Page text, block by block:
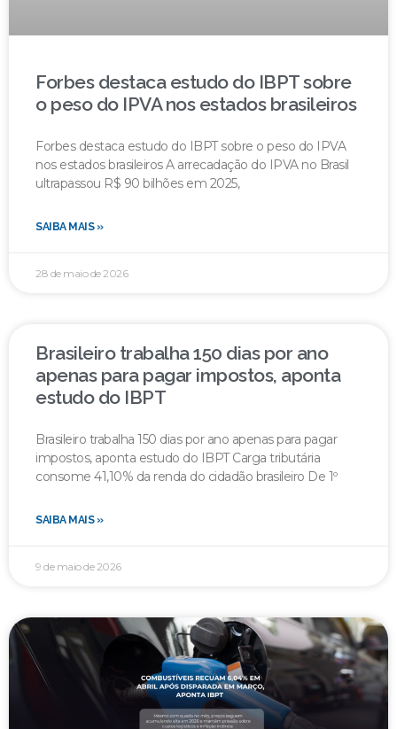
Forbes destaca estudo do IBPT sobre
o peso do IPVA nos estados brasileiros
Forbes destaca estudo do IBPT sobre o peso do IPVA
nos estados brasileiros A arrecadação do IPVA no Brasil
ultrapassou R$ 90 bilhões em 2025,
SAIBA MAIS »
28 de maio de 2026
Brasileiro trabalha 150 dias por ano
apenas para pagar impostos, aponta
estudo do IBPT
Brasileiro trabalha 150 dias por ano apenas para pagar
impostos, aponta estudo do IBPT Carga tributária
consome 41,10% da renda do cidadão brasileiro De 1º
SAIBA MAIS »
9 de maio de 2026